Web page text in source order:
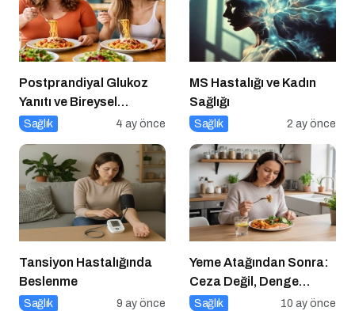
Postprandiyal Glukoz
Yanıtı ve Bireysel
Farklılıklar
Sağlık 4 ay önce
MS Hastalığı ve Kadın
Sağlığı
Sağlık 2 ay önce
Tansiyon Hastalığında
Beslenme
Sağlık 9 ay önce
Yeme Atağından Sonra:
Ceza Değil, Denge
Zamanı
Sağlık 10 ay önce